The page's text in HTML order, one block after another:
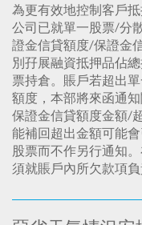
為更有效地控制客戶
公司已就單一股票/分
證金信貸額度/保證金
別孖展融資抵押品佔
票持倉。賬戶若超出
額度，本部將來函通
保證金信貸額度金額/
能補回超出金額可能
股票而不作另行通知
須就賬戶內所欠款項負